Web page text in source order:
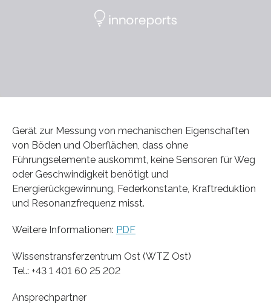
Gerät zur Messung von mechanischen Eigenschaften
von Böden und Oberflächen, dass ohne
Führungselemente auskommt, keine Sensoren für Weg
oder Geschwindigkeit benötigt und
Energierückgewinnung, Federkonstante, Kraftreduktion
und Resonanzfrequenz misst.
Weitere Informationen: PDF
Wissenstransferzentrum Ost (WTZ Ost)
Tel.: +43 1 401 60 25 202
Ansprechpartner